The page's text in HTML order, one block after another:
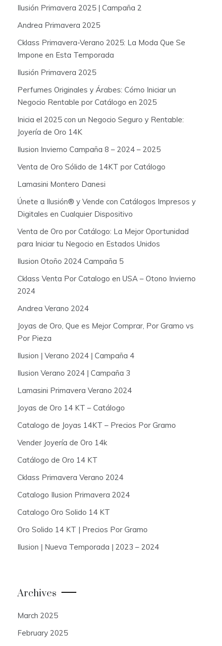
rIlusión Primavera 2025 | Campaña 2
Andrea Primavera 2025
Cklass Primavera-Verano 2025: La Moda Que Se
Impone en Esta Temporada
Ilusión Primavera 2025
Perfumes Originales y Árabes: Cómo Iniciar un
Negocio Rentable por Catálogo en 2025
Inicia el 2025 con un Negocio Seguro y Rentable:
Joyería de Oro 14K
Ilusion Invierno Campaña 8 – 2024 – 2025
Venta de Oro Sólido de 14KT por Catálogo
Lamasini Montero Danesi
Únete a Ilusión® y Vende con Catálogos Impresos y
Digitales en Cualquier Dispositivo
Venta de Oro por Catálogo: La Mejor Oportunidad
para Iniciar tu Negocio en Estados Unidos
Ilusion Otoño 2024 Campaña 5
Cklass Venta Por Catalogo en USA – Otono Invierno
2024
Andrea Verano 2024
Joyas de Oro, Que es Mejor Comprar, Por Gramo vs
Por Pieza
Ilusion | Verano 2024 | Campaña 4
Ilusion Verano 2024 | Campaña 3
Lamasini Primavera Verano 2024
Joyas de Oro 14 KT – Catálogo
Catalogo de Joyas 14KT – Precios Por Gramo
Vender Joyería de Oro 14k
Catálogo de Oro 14 KT
Cklass Primavera Verano 2024
Catalogo Ilusion Primavera 2024
Catalogo Oro Solido 14 KT
Oro Solido 14 KT | Precios Por Gramo
Ilusion | Nueva Temporada | 2023 – 2024
Archives
March 2025
February 2025